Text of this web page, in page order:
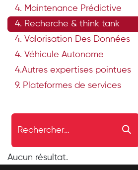
4. Maintenance Prédictive
4. Recherche & think tank
4. Valorisation Des Données
4. Véhicule Autonome
4.Autres expertises pointues
9. Plateformes de services
Aucun résultat.